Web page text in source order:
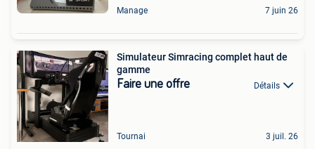
Manage 7 juin 26
Simulateur Simracing complet haut de
gamme
Faire une offre Détails
Tournai 3 juil. 26